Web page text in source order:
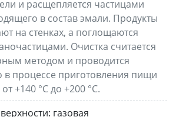
и расщепляется частицами
в состав эмали. Продукты
на стенках, а поглощаются
Очистка считается
методом и проводится
в процессе приготовления пищи
+140 °C до +200 °C.
газовая